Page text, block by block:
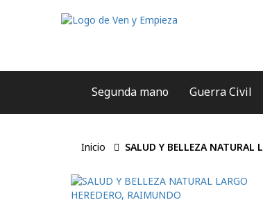
Segunda mano Guerra Civil
Inicio SALUD Y BELLEZA NATURAL